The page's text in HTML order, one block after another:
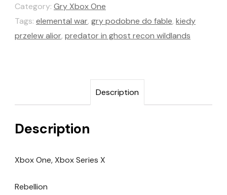
Category: Gry Xbox One
Tags: elemental war, gry podobne do fable, kiedy
przelew alior, predator in ghost recon wildlands
Description
Description
Xbox One, Xbox Series X
Rebellion